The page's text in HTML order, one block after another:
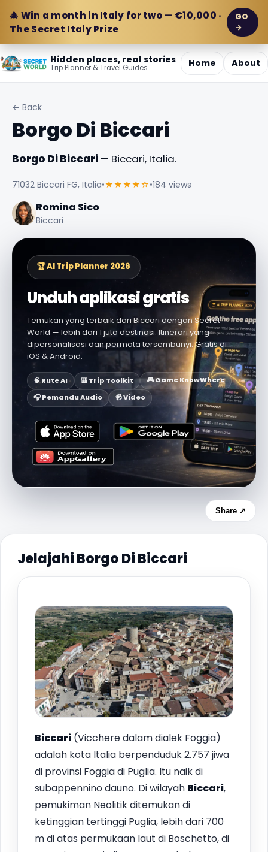
🎄 Win a month in Italy for two — €10,000 ·
The Secret Italy Prize
GO
→
Hidden places, real stories
Trip Planner & Travel Guides Home About
← Back
Borgo Di Biccari
Borgo Di Biccari — Biccari, Italia.
71032 Biccari FG, Italia•★★★★☆•184 views
Romina Sico
Biccari
🏆 AI Trip Planner 2026
Unduh aplikasi gratis
Temukan yang terbaik dari Biccari dengan Secret
World — lebih dari 1 juta destinasi. Itinerari yang
dipersonalisasi dan permata tersembunyi. Gratis di
iOS & Android.
🧠 Rute AI 🎒 Trip Toolkit
🎮 Game KnowWhere
🎧 Pemandu Audio
📹 Video
Share ↗
Jelajahi Borgo Di Biccari
Biccari (Vicchere dalam dialek Foggia)
adalah kota Italia berpenduduk 2.757 jiwa
di provinsi Foggia di Puglia. Itu naik di
subappennino dauno. Di wilayah Biccari,
pemukiman Neolitik ditemukan di
ketinggian tertinggi Puglia, lebih dari 700
m di atas permukaan laut di Boschetto, di